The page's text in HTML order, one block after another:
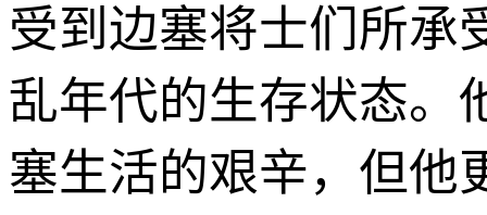
受到边塞将士们所承
乱年代的生存状态。
塞生活的艰辛，但他